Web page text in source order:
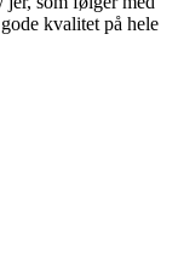
kvalitet på hele